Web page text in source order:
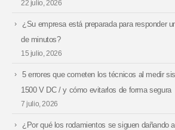
22 julio, 2026
¿Su empresa está preparada para responder
de minutos?
15 julio, 2026
5 errores que cometen los técnicos al medir
1500 V DC / y cómo evitarlos de forma segura
7 julio, 2026
¿Por qué los rodamientos se siguen dañando